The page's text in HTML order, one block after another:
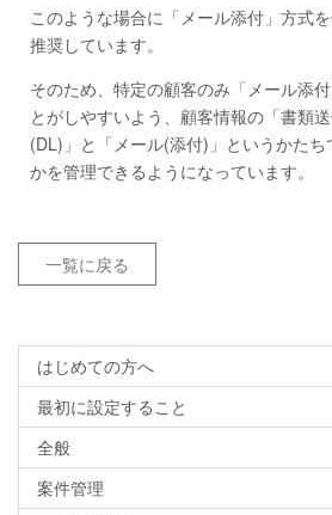
このような場合に「メール添付」方式
推奨しています。
そのため、特定の顧客のみ「メール添
とがしやすいよう、顧客情報の「書類
(DL)」と「メール(添付)」というかた
かを管理できるようになっています。
一覧に戻る
はじめての方へ
最初に設定すること
全般
案件管理